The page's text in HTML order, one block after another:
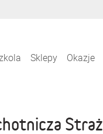
Sklepy Okazje
Straż